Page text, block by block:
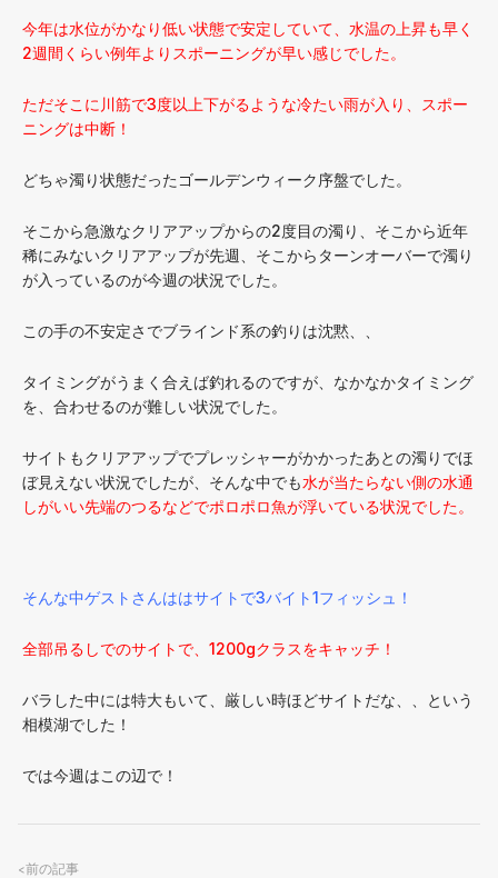
今年は水位がかなり低い状態で安定していて、水温の上昇も早く
2週間くらい例年よりスポーニングが早い感じでした。
ただそこに川筋で3度以上下がるような冷たい雨が入り、スポー
ニングは中断！
どちゃ濁り状態だったゴールデンウィーク序盤でした。
そこから急激なクリアアップからの2度目の濁り、そこから近年
稀にみないクリアアップが先週、そこからターンオーバーで濁り
が入っているのが今週の状況でした。
この手の不安定さでブラインド系の釣りは沈黙、、
タイミングがうまく合えば釣れるのですが、なかなかタイミング
を、合わせるのが難しい状況でした。
サイトもクリアアップでプレッシャーがかかったあとの濁りでほ
ぼ見えない状況でしたが、そんな中でも水が当たらない側の水通
しがいい先端のつるなどでポロポロ魚が浮いている状況でした。
そんな中ゲストさんははサイトで3バイト1フィッシュ！
全部吊るしでのサイトで、1200gクラスをキャッチ！
バラした中には特大もいて、厳しい時ほどサイトだな、、という
相模湖でした！
では今週はこの辺で！
<前の記事